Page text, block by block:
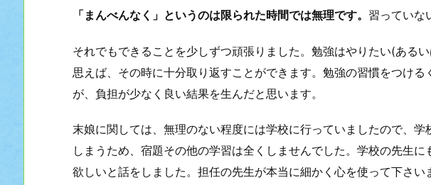
「まんべんなく」というのは限られた時間では無理です。 習っていな
それでもできることを少しずつ頑張りました。勉強はやりたい(ある
思えば、その時に十分取り返すことができます。勉強の習慣をつけ
が、負担が少なく良い結果を生んだと思います。
末娘に関しては、無理のない程度には学校に行っていましたので、学
しまうため、宿題その他の学習は全くしませんでした。学校の先生
欲しいと話をしました。担任の先生が本当に細かく心を使って下さい